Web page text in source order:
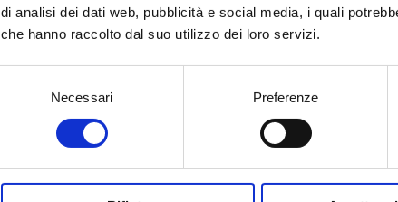
di analisi dei dati web, pubblicità e social media, i quali
che hanno raccolto dal suo utilizzo dei loro servizi.
Necessari Preferenze
Ma Tenute Rubino brinda
Primitivo, le cui bottiglie
il mercato ci segue, abbiamo
serviti all’estero- commenta
Roma e Milano in netta
riflette lo stato di buona salute
Italia, con la ripartenza dei
meglio e il consumatore,